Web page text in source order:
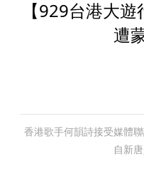
【929台港大
遭
香港歌手何韻詩接受媒體
自新